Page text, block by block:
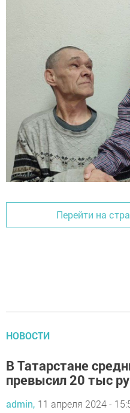
Перейти на
НОВОСТИ
В Татарстане
превысил 20 тыс
admin, 11 апреля 2024 -